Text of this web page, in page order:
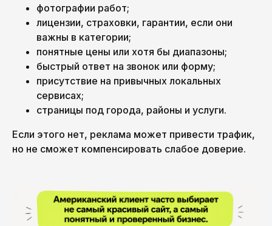
фотографии работ;
лицензии, страховки, гарантии, если они
важны в категории;
понятные цены или хотя бы диапазоны;
быстрый ответ на звонок или форму;
присутствие на привычных локальных
сервисах;
страницы под города, районы и услуги.
Если этого нет, реклама может привести трафик,
но не сможет компенсировать слабое доверие.